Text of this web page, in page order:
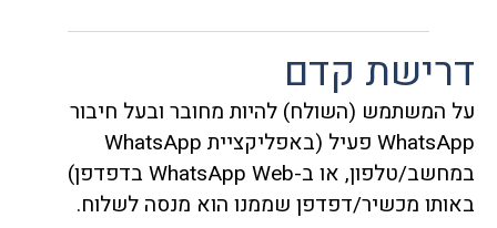
דרישת קדם
על המשתמש (השולח) להיות מחובר ובעל חיבור
WhatsApp פעיל (באפליקציית WhatsApp
במחשב/טלפון, או ב-WhatsApp Web בדפדפן)
באותו מכשיר/דפדפן שממנו הוא מנסה לשלוח.